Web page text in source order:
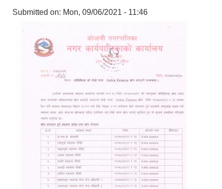
Submitted on: Mon, 09/06/2021 - 11:46